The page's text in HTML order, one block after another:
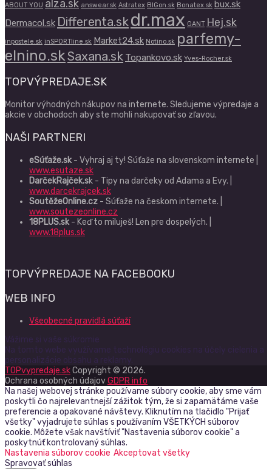
ABOUT YOU alza.sk answear.sk Astratex BIGon.sk Bonatex.sk bux.sk
Dermacol.sk Differenta.skdr.max GANT Hej.sk
inpostele.sk inSPORTline.sk Market24.sk Notino.sk parfemy-
elnino.skSaxana.sk Topankovo.sk Yves-Rocher.sk
TOPVÝPREDAJE.SK
Monitor výhodných nákupov na internete. Sledujeme výpredaje a
akcie v obchodoch aby ste mohli nakupovať so zľavou.
NAŠI PARTNERI
eSúťaže.sk- Vyhraj aj ty! Súťaže na slovenskom internete |
www.esutaze.sk
DarčekRajček.sk - Tipy na darčeky od Adama a Evy. |
www.darcekrajcek.sk
SoutěžeOnline.cz - Súťaže na českom internete. |
www.soutezeonline.cz
18PLUS.sk- Keď to miluješ! Len pre dospelých. |
www.18plus.sk
TOPVÝPREDAJE NA FACEBOOKU
WEB INFO
Všeobecné pravidlá súťaží
Vážime si vaše súkromie
Na tomto webe využívame technológiu cookies na účely cielenia a
personalizácie obsahu a reklamy.
TOPvypredaje.skCopyright © 2026.
Ochrana osobných údajovGDPR info
Na našej webovej stránke používame súbory cookie, aby sme vám
poskytli čo najrelevantnejší zážitok tým, že si zapamätáme vaše
preferencie a opakované návštevy. Kliknutím na tlačidlo "Prijať
všetky" vyjadrujete súhlas s používaním VŠETKÝCH súborov
cookie. Môžete však navštíviť "Nastavenia súborov cookie" a
poskytnúť kontrolovaný súhlas.
Nastavenia súborov cookie Akceptovat všetky
Spravovať súhlas